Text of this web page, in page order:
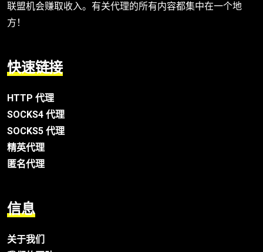
联盟机会赚取收入。有关代理的所有内容都集中在一个地
方！
快速链接
HTTP 代理
SOCKS4 代理
SOCKS5 代理
精英代理
匿名代理
信息
关于我们